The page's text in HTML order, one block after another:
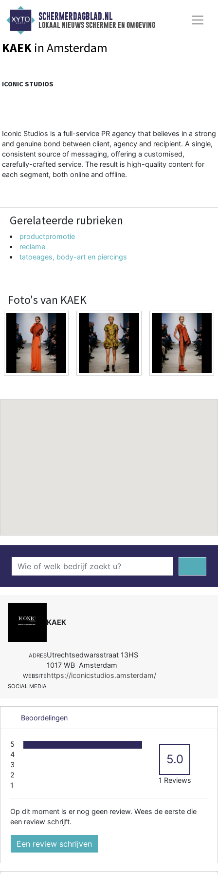
SCHERMERDAGBLAD.NL
lokaal nieuws schermer en omgeving
KAEK in Amsterdam
ICONIC STUDIOS
Iconic Studios is a full-service PR agency that believes in a strong
and genuine bond between client, agency and recipient. A single,
consistent source of messaging, offering a customised,
carefully-crafted service. The result is high-quality content for
each segment, both online and offline.
Gerelateerde rubrieken
productpromotie
reclame
tatoeages, body-art en piercings
Foto's van KAEK
KAEK
ADRESUtrechtsedwarsstraat 13HS
1017 WB Amsterdam
WEBSITEhttps://iconicstudios.amsterdam/
SOCIAL MEDIA
Beoordelingen
5
4
3
2
1
5.0
1 Reviews
Op dit moment is er nog geen review. Wees de eerste die
een review schrijft.
Een review schrijven